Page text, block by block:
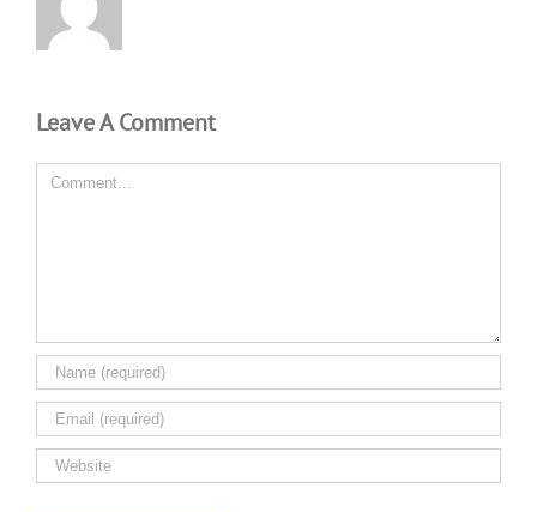
Leave A Comment
Comment